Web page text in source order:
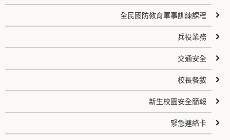
全民國防教育軍事訓練課程
兵役業務
交通安全
校長餐敘
新生校園安全簡報
緊急連絡卡